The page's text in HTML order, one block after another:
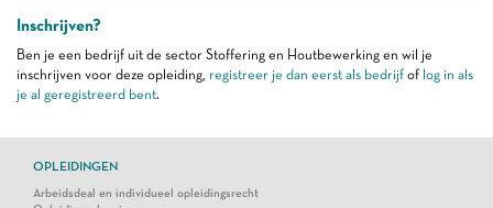
Inschrijven?
Ben je een bedrijf uit de sector Stoffering en Houtbewerking en wil je
inschrijven voor deze opleiding, registreer je dan eerst als bedrijf of log in als
je al geregistreerd bent.
OPLEIDINGEN
Arbeidsdeal en individueel opleidingsrecht